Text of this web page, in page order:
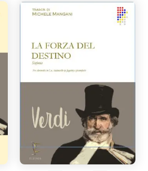
AZZERA